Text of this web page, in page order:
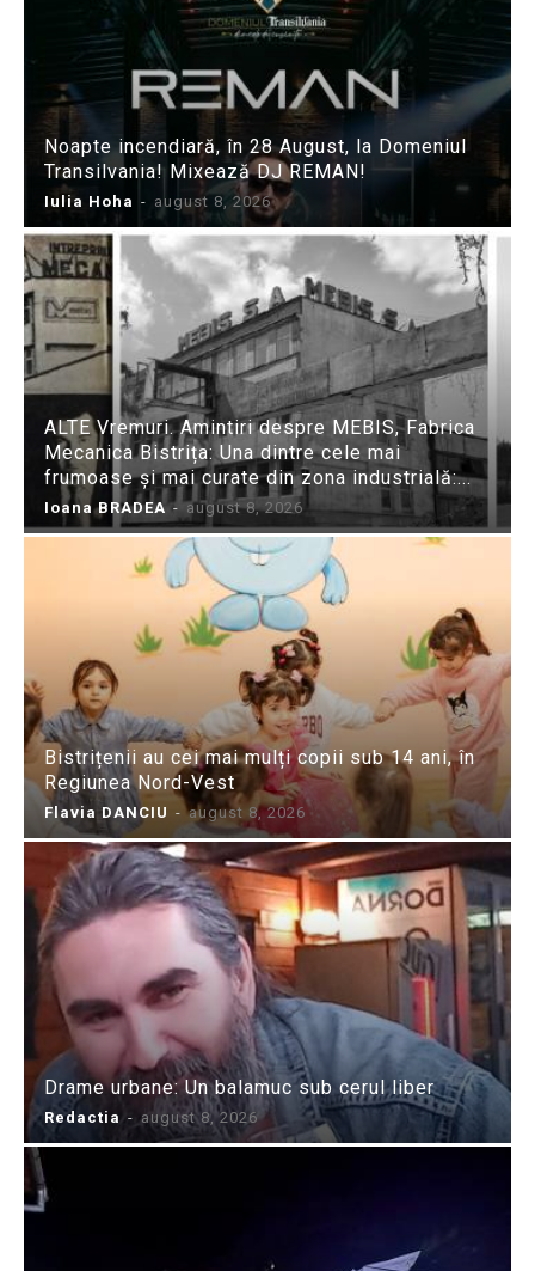
Noapte incendiară, în 28 August, la Domeniul
Transilvania! Mixează DJ REMAN!
Iulia Hoha - august 8, 2026
ALTE Vremuri. Amintiri despre MEBIS, Fabrica
Mecanica Bistrița: Una dintre cele mai
frumoase și mai curate din zona industrială:...
Ioana BRADEA - august 8, 2026
Bistrițenii au cei mai mulți copii sub 14 ani, în
Regiunea Nord-Vest
Flavia DANCIU - august 8, 2026
Drame urbane: Un balamuc sub cerul liber
Redactia - august 8, 2026